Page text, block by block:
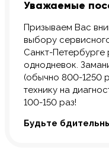
Уважаемые
Призываем Вас
выбору
Санкт-
однодневок.
(обычно 800-1250
технику на
100-150 раз!
Будьте